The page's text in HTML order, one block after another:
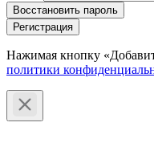
Восстановить пароль
Регистрация
Нажимая кнопку
политики